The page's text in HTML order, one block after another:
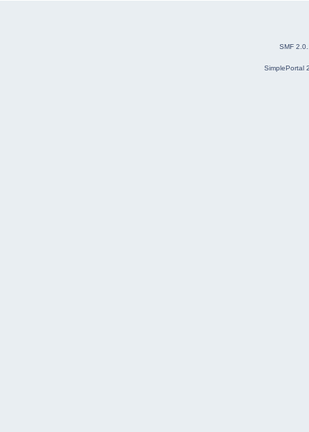
SMF
SimplePortal